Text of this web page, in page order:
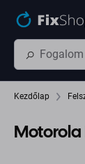
Kezdőlap
Motorola